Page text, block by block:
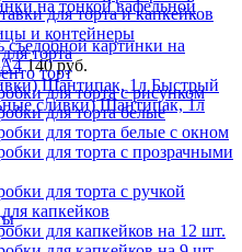
для торта и капкейков
и контейнеры
торта
торт
для торта с рисунком
для торта белые
для торта белые с окном
для торта с прозрачными
для торта с ручкой
капкейков
для капкейков на 12 шт.
съедобной картинки на
А4 140 руб.
Быстрый
сливки) Шантипак, 1л